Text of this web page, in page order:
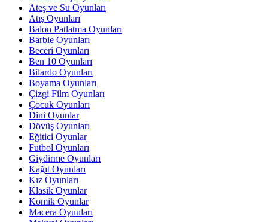
Ateş ve Su Oyunları
Atış Oyunları
Balon Patlatma Oyunları
Barbie Oyunları
Beceri Oyunları
Ben 10 Oyunları
Bilardo Oyunları
Boyama Oyunları
Çizgi Film Oyunları
Çocuk Oyunları
Dini Oyunlar
Dövüş Oyunları
Eğitici Oyunlar
Futbol Oyunları
Giydirme Oyunları
Kağıt Oyunları
Kız Oyunları
Klasik Oyunlar
Komik Oyunlar
Macera Oyunları